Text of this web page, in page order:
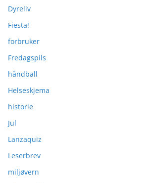
Dyreliv
Fiesta!
forbruker
Fredagspils
håndball
Helseskjema
historie
Jul
Lanzaquiz
Leserbrev
miljøvern